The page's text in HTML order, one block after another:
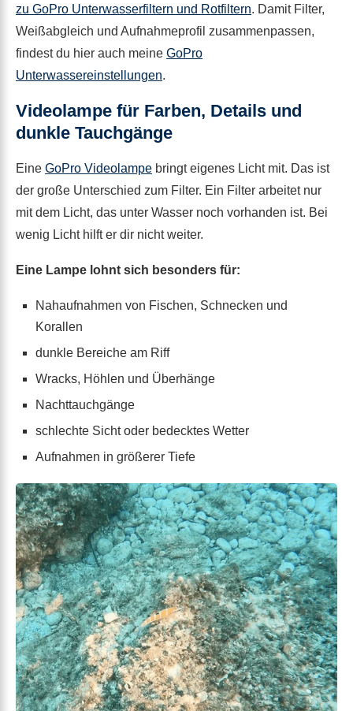
zu GoPro Unterwasserfiltern und Rotfiltern. Damit Filter,
Weißabgleich und Aufnahmeprofil zusammenpassen,
findest du hier auch meine GoPro
Unterwassereinstellungen.
Videolampe für Farben, Details und
dunkle Tauchgänge
Eine GoPro Videolampe bringt eigenes Licht mit. Das ist
der große Unterschied zum Filter. Ein Filter arbeitet nur
mit dem Licht, das unter Wasser noch vorhanden ist. Bei
wenig Licht hilft er dir nicht weiter.
Eine Lampe lohnt sich besonders für:
Nahaufnahmen von Fischen, Schnecken und
Korallen
dunkle Bereiche am Riff
Wracks, Höhlen und Überhänge
Nachttauchgänge
schlechte Sicht oder bedecktes Wetter
Aufnahmen in größerer Tiefe